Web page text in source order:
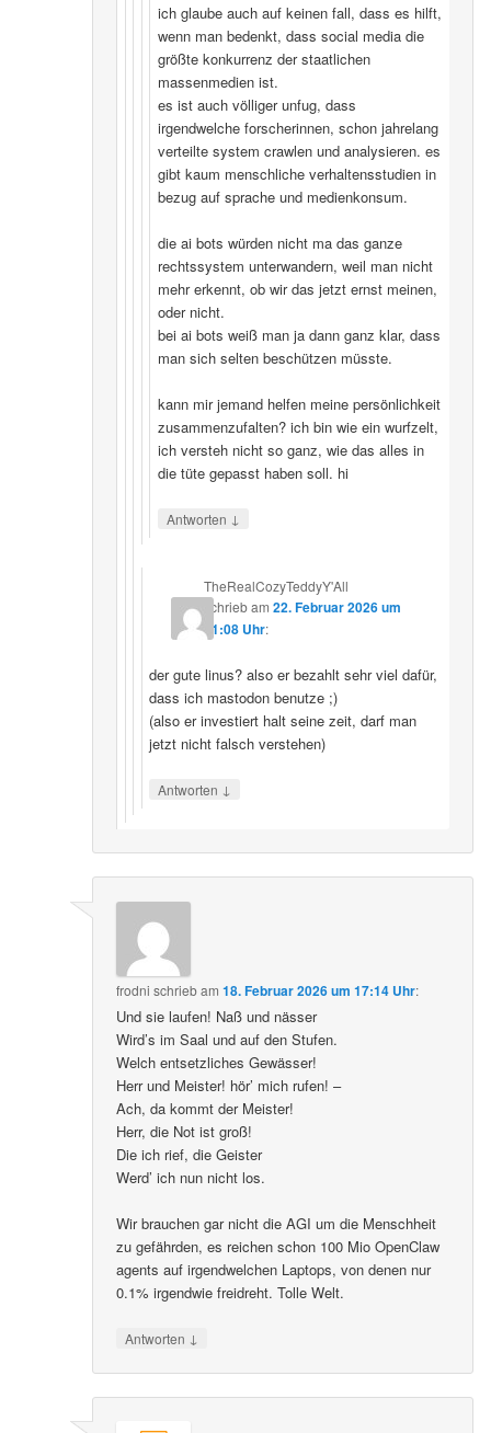
ich glaube auch auf keinen fall, dass es hilft,
wenn man bedenkt, dass social media die
größte konkurrenz der staatlichen
massenmedien ist.
es ist auch völliger unfug, dass
irgendwelche forscherinnen, schon jahrelang
verteilte system crawlen und analysieren. es
gibt kaum menschliche verhaltensstudien in
bezug auf sprache und medienkonsum.
die ai bots würden nicht ma das ganze
rechtssystem unterwandern, weil man nicht
mehr erkennt, ob wir das jetzt ernst meinen,
oder nicht.
bei ai bots weiß man ja dann ganz klar, dass
man sich selten beschützen müsste.
kann mir jemand helfen meine persönlichkeit
zusammenzufalten? ich bin wie ein wurfzelt,
ich versteh nicht so ganz, wie das alles in
die tüte gepasst haben soll. hi
Antworten ↓
TheRealCozyTeddyY'All
schriebam22. Februar 2026 um
21:08 Uhr:
der gute linus? also er bezahlt sehr viel dafür,
dass ich mastodon benutze ;)
(also er investiert halt seine zeit, darf man
jetzt nicht falsch verstehen)
Antworten ↓
frodni schriebam18. Februar 2026 um 17:14 Uhr:
Und sie laufen! Naß und nässer
Wird’s im Saal und auf den Stufen.
Welch entsetzliches Gewässer!
Herr und Meister! hör’ mich rufen! –
Ach, da kommt der Meister!
Herr, die Not ist groß!
Die ich rief, die Geister
Werd’ ich nun nicht los.
Wir brauchen gar nicht die AGI um die Menschheit
zu gefährden, es reichen schon 100 Mio OpenClaw
agents auf irgendwelchen Laptops, von denen nur
0.1% irgendwie freidreht. Tolle Welt.
Antworten ↓